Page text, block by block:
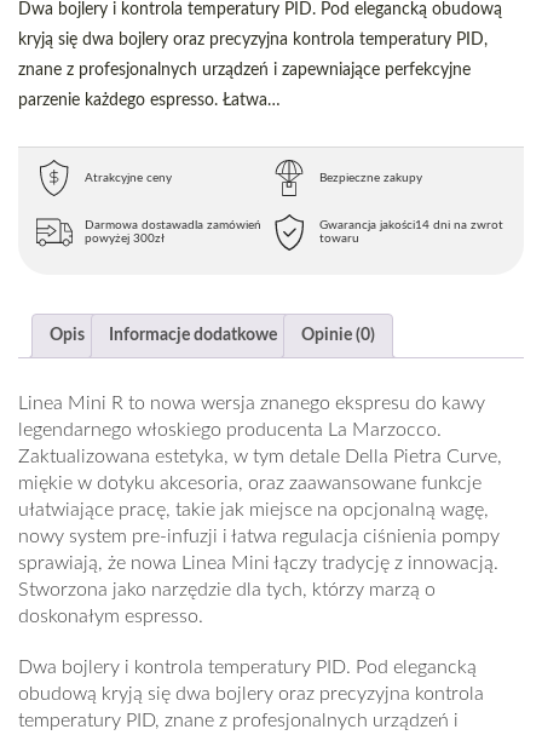
Dwa bojlery i kontrola temperatury PID. Pod elegancką obudową
kryją się dwa bojlery oraz precyzyjna kontrola temperatury PID,
znane z profesjonalnych urządzeń i zapewniające perfekcyjne
parzenie każdego espresso. Łatwa…
Atrakcyjne ceny Bezpieczne zakupy
Darmowa dostawadla zamówień
powyżej 300zł
Gwarancja jakości14 dni na zwrot
towaru
Opis Informacje dodatkowe Opinie (0)
Linea Mini R to nowa wersja znanego ekspresu do kawy
legendarnego włoskiego producenta La Marzocco.
Zaktualizowana estetyka, w tym detale Della Pietra Curve,
miękie w dotyku akcesoria, oraz zaawansowane funkcje
ułatwiające pracę, takie jak miejsce na opcjonalną wagę,
nowy system pre-infuzji i łatwa regulacja ciśnienia pompy
sprawiają, że nowa Linea Mini łączy tradycję z innowacją.
Stworzona jako narzędzie dla tych, którzy marzą o
doskonałym espresso.
Dwa bojlery i kontrola temperatury PID. Pod elegancką
obudową kryją się dwa bojlery oraz precyzyjna kontrola
temperatury PID, znane z profesjonalnych urządzeń i